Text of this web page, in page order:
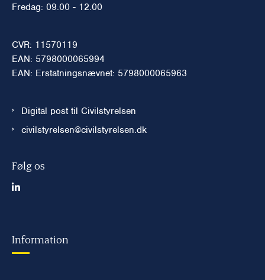
Fredag: 09.00 - 12.00
CVR: 11570119
EAN: 5798000065994
EAN: Erstatningsnævnet: 5798000065963
Digital post til Civilstyrelsen
civilstyrelsen@civilstyrelsen.dk
Følg os
Information